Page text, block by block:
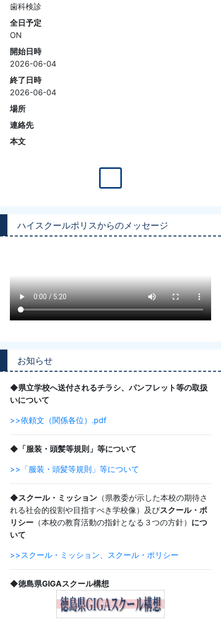
歯科検診
全日予定
ON
開始日時
2026-06-04
終了日時
2026-06-04
場所
連絡先
本文
ハイスクールポリスからのメッセージ
お知らせ
◆県立学校へ送付されるチラシ、パンフレット等の取扱
いについて
>>依頼文（関係各位）.pdf
◆「服装・頭髪等規則」等について
>>「服装・頭髪等規則」等について
◆スクール・ミッション （県教委が示した本校の期待さ
れる社会的役割や目指すべき学校像）及びスクール・ポ
リシー （本校の教育活動の指針となる３つの方針） につ
いて
>>スクール・ミッション、スクール・ポリシー
◆徳島県GIGAスクール構想